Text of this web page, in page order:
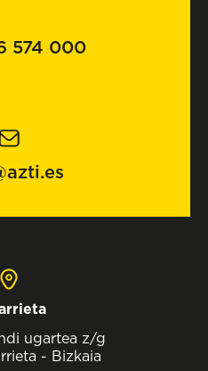
574 000
ugartea z/g
- Bizkaia